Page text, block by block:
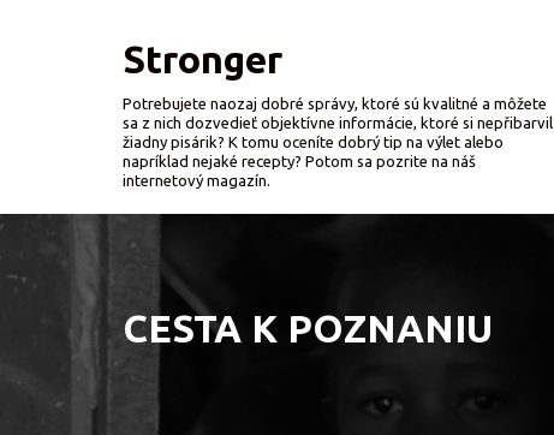
Stronger
Potrebujete naozaj dobré správy, ktoré sú kvalitné a môžete
sa z nich dozvedieť objektívne informácie, ktoré si nepřibarvil
žiadny pisárik? K tomu oceníte dobrý tip na výlet alebo
napríklad nejaké recepty? Potom sa pozrite na náš
internetový magazín.
CESTA K POZNANIU